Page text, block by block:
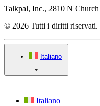
Talkpal, Inc., 2810 N
© 2026 Tutti i diritti riservati.
Italiano
Italiano